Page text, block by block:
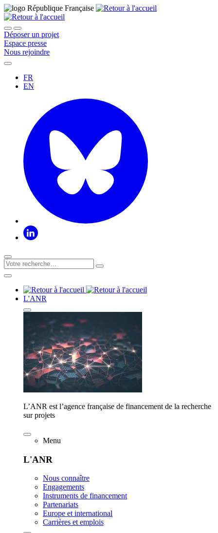
Déposer un projet
Espace presse
Nous rejoindre
FR
EN
L'ANR
L’ANR est l’agence française de financement de la recherche
sur projets
Menu
L'ANR
Nous connaître
Engagements
Instruments de financement
Partenariats
Europe et international
Carrières et emplois